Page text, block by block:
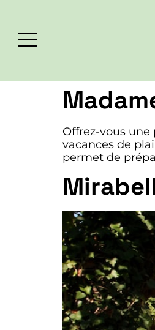
Offrez-vous
vacances de
permet de